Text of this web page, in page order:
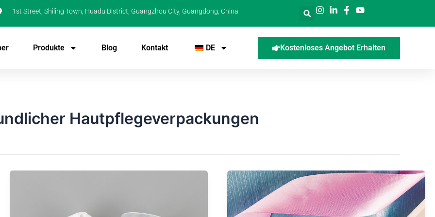
1st Street, Shiling Town, Huadu District, Guangzhou City, Guangdong, China
Produkte Blog Kontakt DE Kostenloses Angebot Erhalten
Hautpflegeverpackungen